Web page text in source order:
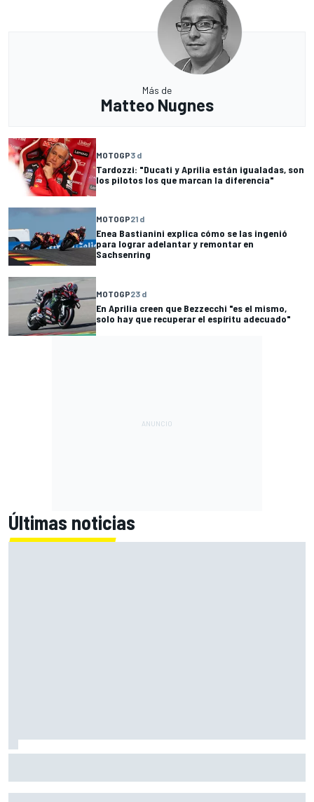
Más de
Matteo Nugnes
MOTOGP3 d
Tardozzi: "Ducati y Aprilia están igualadas, son
los pilotos los que marcan la diferencia"
MOTOGP21 d
Enea Bastianini explica cómo se las ingenió
para lograr adelantar y remontar en
Sachsenring
MOTOGP23 d
En Aprilia creen que Bezzecchi "es el mismo,
solo hay que recuperar el espíritu adecuado"
Últimas noticias